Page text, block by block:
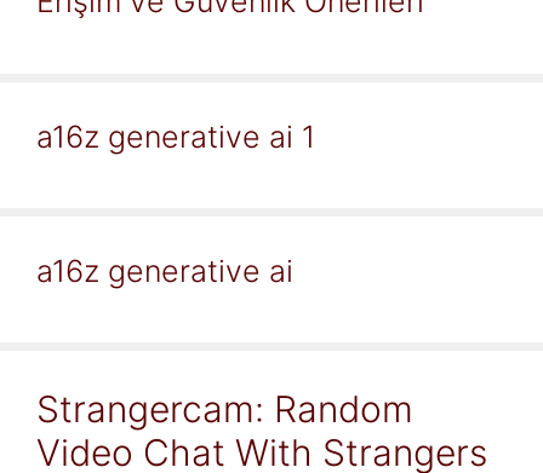
a16z generative ai 1
a16z generative ai
Strangercam: Random
Video Chat With Strangers